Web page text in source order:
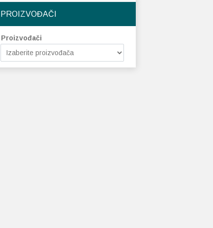
PROIZVOĐAČI
Proizvođači